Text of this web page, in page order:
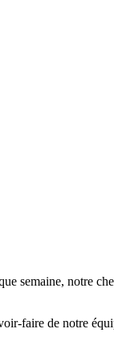
semaine, notre
faire de notre